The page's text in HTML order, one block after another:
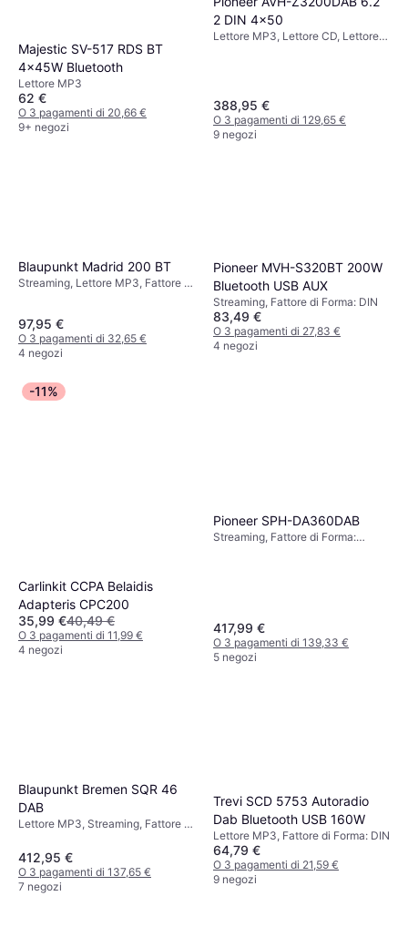
Majestic SV-517 RDS BT
4x45W Bluetooth
Lettore MP3
62 €
O 3 pagamenti di 20,66 €
9+ negozi
2 DIN 4x50
Lettore MP3, Lettore CD, Lettore
388,95 €
O 3 pagamenti di 129,65 €
9 negozi
Blaupunkt Madrid 200 BT
Streaming, Lettore MP3, Fattore di
97,95 €
O 3 pagamenti di 32,65 €
4 negozi
Pioneer MVH-S320BT 200W
Bluetooth USB AUX
Streaming, Fattore di Forma: DIN
83,49 €
O 3 pagamenti di 27,83 €
4 negozi
-11%
Carlinkit CCPA Belaidis
Adapteris CPC200
35,99 €40,49 €
O 3 pagamenti di 11,99 €
4 negozi
Pioneer SPH-DA360DAB
Streaming, Fattore di Forma:
417,99 €
O 3 pagamenti di 139,33 €
5 negozi
Blaupunkt Bremen SQR 46
DAB
Lettore MP3, Streaming, Fattore di
412,95 €
O 3 pagamenti di 137,65 €
7 negozi
Trevi SCD 5753 Autoradio
Dab Bluetooth USB 160W
Lettore MP3, Fattore di Forma: DIN
64,79 €
O 3 pagamenti di 21,59 €
9 negozi